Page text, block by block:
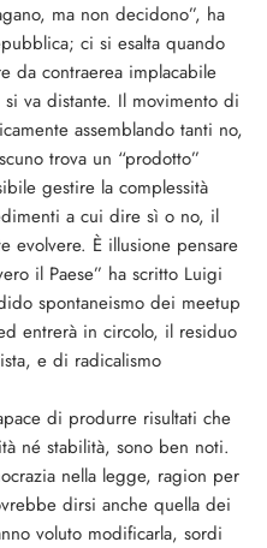
ma non decidono”, ha
ci si esalta quando
da contraerea implacabile
va distante. Il movimento di
assemblando tanti no,
trova un “prodotto”
gestire la complessità
a cui dire sì o no, il
evolvere. È illusione pensare
il Paese” ha scritto Luigi
spontaneismo dei meetup
entrerà in circolo, il residuo
e di radicalismo
di produrre risultati che
né stabilità, sono ben noti.
nella legge, ragion per
dirsi anche quella dei
voluto modificarla, sordi